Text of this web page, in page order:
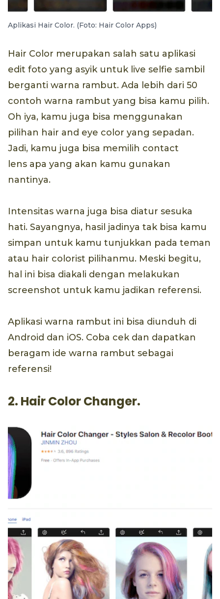
Aplikasi Hair Color. (Foto: Hair Color Apps)
Hair Color merupakan salah satu aplikasi
edit foto yang asyik untuk live selfie sambil
berganti warna rambut. Ada lebih dari 50
contoh warna rambut yang bisa kamu pilih.
Oh iya, kamu juga bisa menggunakan
pilihan hair and eye color yang sepadan.
Jadi, kamu juga bisa memilih contact
lens apa yang akan kamu gunakan
nantinya.
Intensitas warna juga bisa diatur sesuka
hati. Sayangnya, hasil jadinya tak bisa kamu
simpan untuk kamu tunjukkan pada teman
atau hair colorist pilihanmu. Meski begitu,
hal ini bisa diakali dengan melakukan
screenshot untuk kamu jadikan referensi.
Aplikasi warna rambut ini bisa diunduh di
Android dan iOS. Coba cek dan dapatkan
beragam ide warna rambut sebagai
referensi!
2. Hair Color Changer.